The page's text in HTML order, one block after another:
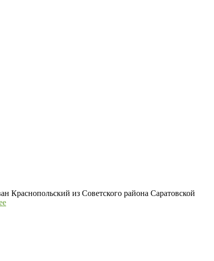
Краснопольский из Советского района Саратовской